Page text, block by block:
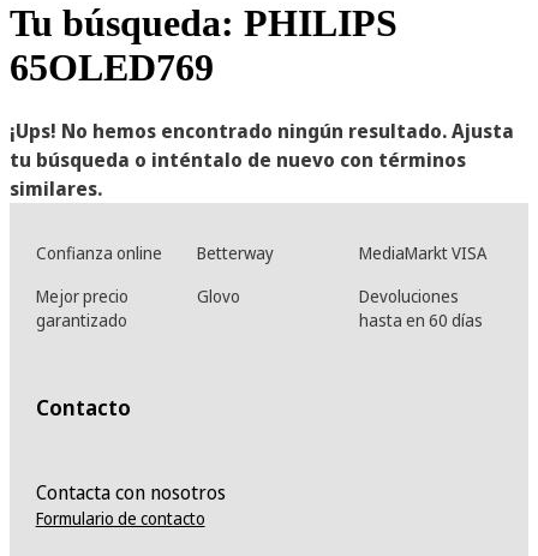
Tu búsqueda: PHILIPS
65OLED769
¡Ups! No hemos encontrado ningún resultado. Ajusta
tu búsqueda o inténtalo de nuevo con términos
similares.
Confianza online Betterway
MediaMarkt VISA
Mejor precio
garantizado
Glovo
Devoluciones
hasta en 60 días
Contacto
Contacta con nosotros
Formulario de contacto